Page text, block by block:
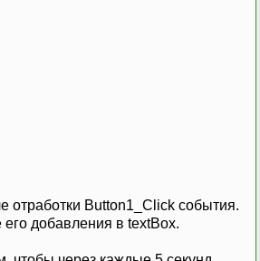
отработки Button1_Click события.
добавления в textBox.